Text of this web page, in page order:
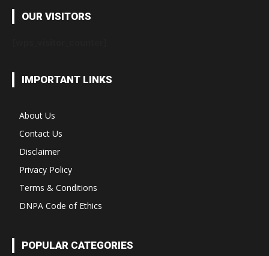
OUR VISITORS
IMPORTANT LINKS
About Us
Contact Us
Disclaimer
Privacy Policy
Terms & Conditions
DNPA Code of Ethics
POPULAR CATEGORIES